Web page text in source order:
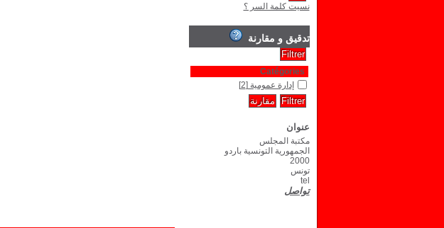
نسيت كلمة السر ؟
تدقيق و مقارنة
Catégories
إدارة عمومية [2]
عنوان
مكتبة المجلس
الجمهورية التونسية باردو
2000
تونس
tel
تواصل